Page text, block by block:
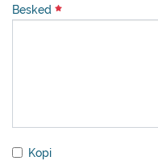
Besked
Kopi